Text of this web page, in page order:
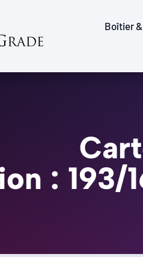
Boîtier
: 193/